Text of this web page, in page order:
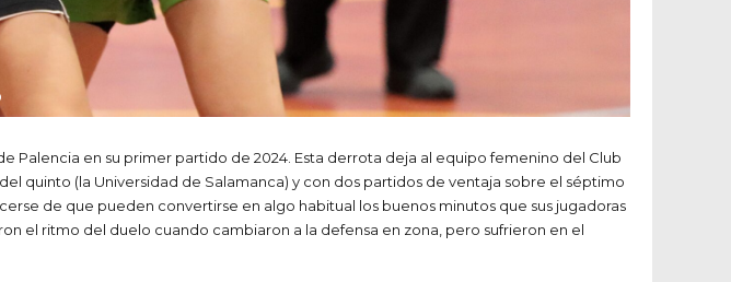
Palencia en su primer partido de 2024. Esta derrota deja al equipo femenino del Club
quinto (la Universidad de Salamanca) y con dos partidos de ventaja sobre el séptimo
de que pueden convertirse en algo habitual los buenos minutos que sus jugadoras
el ritmo del duelo cuando cambiaron a la defensa en zona, pero sufrieron en el